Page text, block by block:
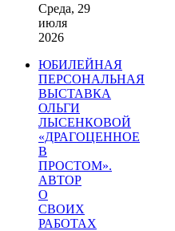
Среда, 29
июля
2026
ЮБИЛЕЙНАЯ
ПЕРСОНАЛЬНАЯ
ВЫСТАВКА
ОЛЬГИ
ЛЫСЕНКОВОЙ
«ДРАГОЦЕННОЕ
В
ПРОСТОМ».
АВТОР
О
СВОИХ
РАБОТАХ